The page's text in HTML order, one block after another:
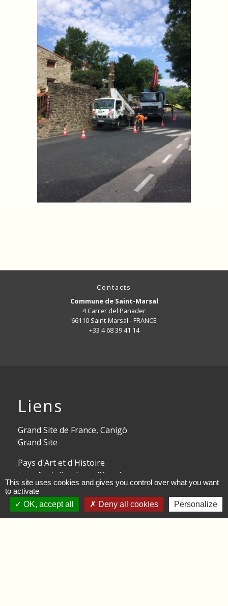
Contacts
Commune de Saint-Marsal
4 Carrer del Panader
66110 Saint-Marsal - FRANCE
+33 4 68 39 41 14
Liens
Grand Site de France, Canigò
Grand Site
Pays d'Art et d'Histoire
transfontalier des vallées du
Tech et du Ter
Territoire Sud Canigou
This site uses cookies and gives you control over what you want
to activate
OK, accept all
Deny all cookies Personalize